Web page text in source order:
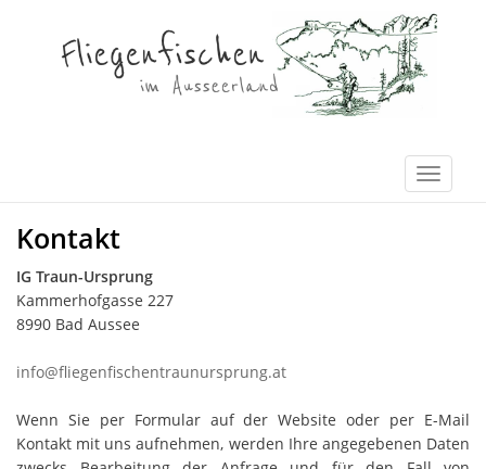
Kontakt
IG Traun-Ursprung
Kammerhofgasse 227
8990 Bad Aussee
info@fliegenfischentraunursprung.at
Wenn Sie per Formular auf der Website oder per E-Mail
Kontakt mit uns aufnehmen, werden Ihre angegebenen Daten